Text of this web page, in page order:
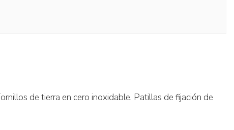
de tierra en cero inoxidable. Patillas de fijación de